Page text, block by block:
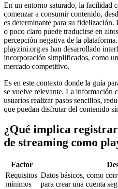
En un entorno saturado, la facilidad
comenzar a consumir contenido,
es determinante para su
o poco claro puede traducirse en
percepción negativa de la
playzini.org.es han desarrollado
incorporación simplificados, como
mercado competitivo.
Es en este contexto donde la guía
se vuelve relevante. La información
usuarios realizar pasos sencillos,
que puedan disfrutar del contenido
¿Qué implica
de streaming como
Factor
Requisitos
mínimos
Datos básicos, como
para crear una cuenta